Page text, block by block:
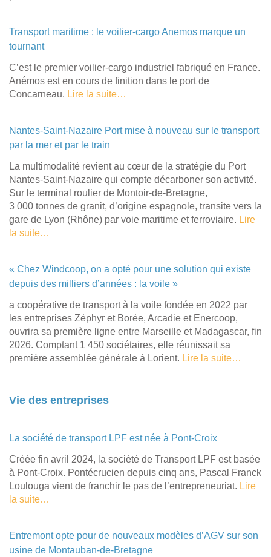
Transport maritime : le voilier-cargo Anemos marque un
tournant
C’est le premier voilier-cargo industriel fabriqué en France.
Anémos est en cours de finition dans le port de
Concarneau. Lire la suite…
Nantes-Saint-Nazaire Port mise à nouveau sur le transport
par la mer et par le train
La multimodalité revient au cœur de la stratégie du Port
Nantes-Saint-Nazaire qui compte décarboner son activité.
Sur le terminal roulier de Montoir-de-Bretagne,
3 000 tonnes de granit, d’origine espagnole, transite vers la
gare de Lyon (Rhône) par voie maritime et ferroviaire. Lire
la suite…
« Chez Windcoop, on a opté pour une solution qui existe
depuis des milliers d’années : la voile »
a coopérative de transport à la voile fondée en 2022 par
les entreprises Zéphyr et Borée, Arcadie et Enercoop,
ouvrira sa première ligne entre Marseille et Madagascar, fin
2026. Comptant 1 450 sociétaires, elle réunissait sa
première assemblée générale à Lorient. Lire la suite…
Vie des entreprises
La société de transport LPF est née à Pont-Croix
Créée fin avril 2024, la société de Transport LPF est basée
à Pont-Croix. Pontécrucien depuis cinq ans, Pascal Franck
Loulouga vient de franchir le pas de l’entrepreneuriat. Lire
la suite…
Entremont opte pour de nouveaux modèles d’AGV sur son
usine de Montauban-de-Bretagne